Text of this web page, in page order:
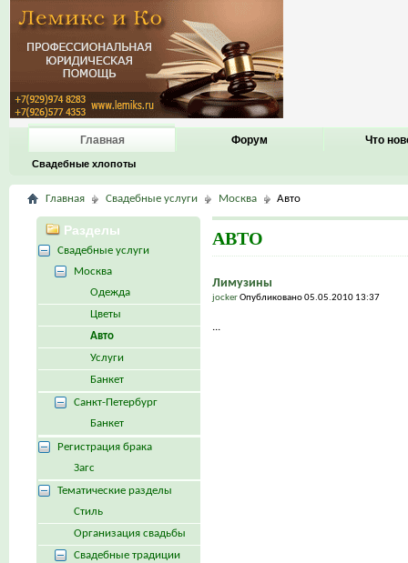
Главная
Свадебные хлопоты
Форум Что
Главная Свадебные услуги Москва Авто
АВТО
Лимузины
jockerОпубликовано 05.05.2010 13:37
...
Разделы
Свадебные услуги
Москва
Одежда
Цветы
Авто
Услуги
Банкет
Санкт-Петербург
Банкет
Регистрация брака
Загс
Тематические разделы
Стиль
Организация свадьбы
Свадебные традиции